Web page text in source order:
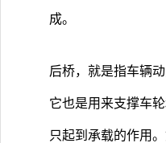
成。
后桥，就是指车辆
它也是用来支撑车
只起到承载的作用